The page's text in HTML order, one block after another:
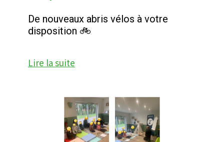
De nouveaux abris vélos à votre
disposition 🚲
Lire la suite